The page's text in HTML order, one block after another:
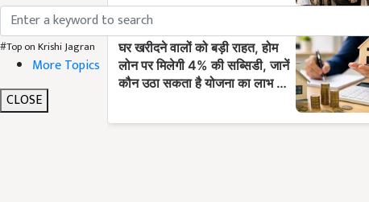
#Top on Krishi Jagran
More Topics
CLOSE